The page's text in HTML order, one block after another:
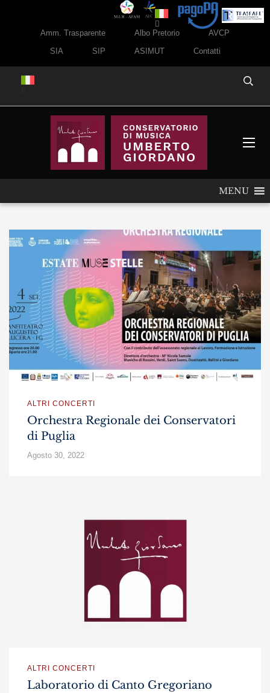
Amm. Trasparente Albo Pretorio
AVCP
SIA
SIP ASIMUT Contatti
MENU
ALTRI CONCERTI
Orchestra Regionale dei Conservatori
di Puglia
Agosto 30, 2022
ALTRI CONCERTI
Laboratorio di Canto Gregoriano